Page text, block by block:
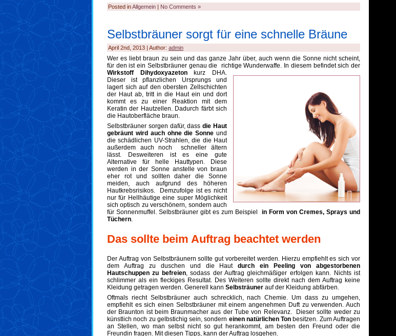
Posted inAllgemein | No Comments »
Selbstbräuner sorgt für eine schnelle Bräune
April 2nd, 2013 | Author: admin
Wer es liebt braun zu sein und das ganze Jahr über, auch wenn die Sonne nicht scheint,
für den ist ein Selbstbräuner genau die richtige Wunderwaffe. In diesem befindet sich der
Wirkstoff Dihydoxyazetonkurz DHA.
Dieser ist pflanzlichen Ursprungs und
lagert sich auf den obersten Zellschichten
der Haut ab, tritt in die Haut ein und dort
kommt es zu einer Reaktion mit dem
Keratin der Hautzellen. Dadurch färbt sich
die Hautoberfläche braun.
Selbstbräuner sorgen dafür, dassdie Haut
gebräunt wird auch ohne die Sonne und
die schädlichen UV-Strahlen, die die Haut
außerdem auch noch schneller ältern
lässt. Desweiteren ist es eine gute
Alternative für helle Hauttypen. Diese
werden in der Sonne anstelle von braun
eher rot und sollten daher die Sonne
meiden, auch aufgrund des höheren
Hautkrebsrisikos. Demzufolge ist es nicht
nur für Hellhäutige eine super Möglichkeit
sich optisch zu verschönern, sondern auch
für Sonnenmuffel. Selbstbräuner gibt es zum Beispiel
in Form von Cremes, Sprays und
Tüchern.
Das sollte beim Auftrag beachtet werden
Der Auftrag von Selbstbräunern sollte gut vorbereitet werden. Hierzu empfiehlt es sich vor
dem Auftrag zu duschen und die Hautdurch ein Peeling von abgestorbenen
Hautschuppen zu befreien, sodass der Auftrag gleichmäßiger erfolgen kann. Nichts ist
schlimmer als ein fleckiges Resultat. Des Weiteren sollte direkt nach dem Auftrag keine
Kleidung getragen werden. Generell kann Selbsträuner auf der Kleidung abfärben.
Oftmals riecht Selbstbräuner auch schrecklich, nach Chemie. Um dass zu umgehen,
empfiehlt es sich einen Selbstbräuner mit einem angenehmen Duft zu verwenden. Auch
der Braunton ist beim Braunmacher aus der Tube von Relevanz. Dieser sollte weder zu
künstlich noch zu gelbstichig sein, sondern einen natürlichen Ton besitzen. Zum Auftragen
an Stellen, wo man selbst nicht so gut herankommt, am besten den Freund oder die
Freundin fragen. Mit diesen Tipps, kann der Auftrag losgehen.